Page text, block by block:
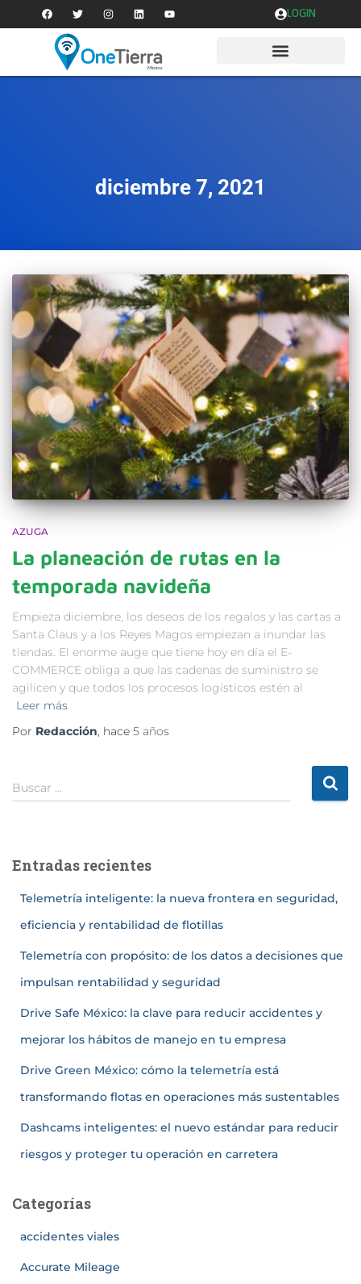
LOGIN
diciembre 7, 2021
AZUGA
La planeación de rutas en la
temporada navideña
Empieza diciembre, los deseos de los regalos y las cartas a
Santa Claus y a los Reyes Magos empiezan a inundar las
tiendas. El enorme auge que tiene hoy en día el E-
COMMERCE obliga a que las cadenas de suministro se
agilicen y que todos los procesos logísticos estén al
Leer más
Por Redacción, hace 5 años
Buscar …
Entradas recientes
Telemetría inteligente: la nueva frontera en seguridad,
eficiencia y rentabilidad de flotillas
Telemetría con propósito: de los datos a decisiones que
impulsan rentabilidad y seguridad
Drive Safe México: la clave para reducir accidentes y
mejorar los hábitos de manejo en tu empresa
Drive Green México: cómo la telemetría está
transformando flotas en operaciones más sustentables
Dashcams inteligentes: el nuevo estándar para reducir
riesgos y proteger tu operación en carretera
Categorías
accidentes viales
Accurate Mileage